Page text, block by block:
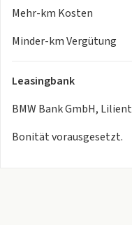
Ölwartungsintervall
Standheizung
Getränkehalter,
Travel & Comfort System
Sonnenschutzrollo für
Komfortsitze vorn,
Sonnenschutzverglasung
Mehr-km Kosten
Minder-km Vergütung
Leasingbank
BMW Bank GmbH,
Bonität vorausgesetzt.